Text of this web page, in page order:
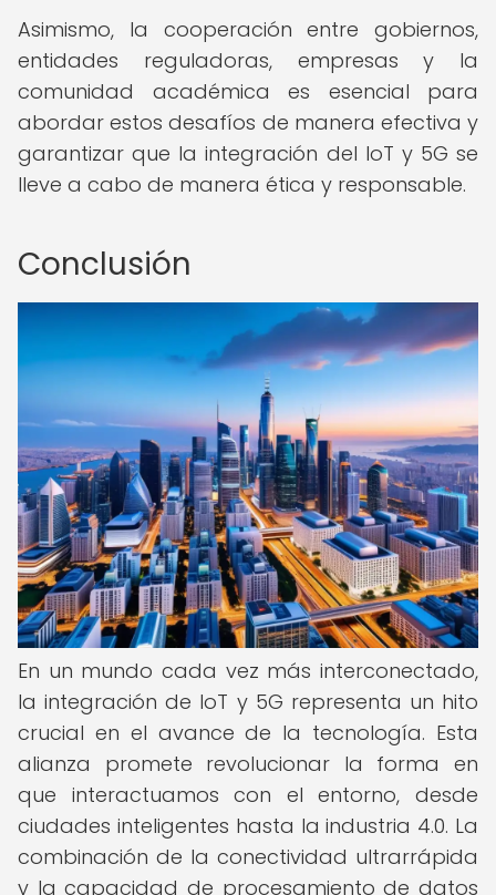
Asimismo, la cooperación entre gobiernos,
entidades reguladoras, empresas y la
comunidad académica es esencial para
abordar estos desafíos de manera efectiva y
garantizar que la integración del IoT y 5G se
lleve a cabo de manera ética y responsable.
Conclusión
En un mundo cada vez más interconectado,
la integración de IoT y 5G representa un hito
crucial en el avance de la tecnología. Esta
alianza promete revolucionar la forma en
que interactuamos con el entorno, desde
ciudades inteligentes hasta la industria 4.0. La
combinación de la conectividad ultrarrápida
y la capacidad de procesamiento de datos